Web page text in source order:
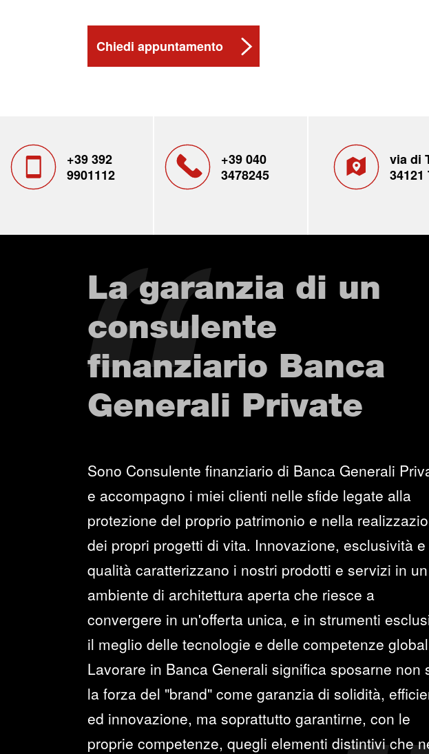
Chiedi appuntamento
+39 392
9901112
+39 040
3478245
via di
34121
La garanzia di un
consulente
finanziario Banca
Generali Private
Sono Consulente finanziario di Banca Generali
e accompagno i miei clienti nelle sfide legate alla
protezione del proprio patrimonio e nella
dei propri progetti di vita. Innovazione, esclusività e
qualità caratterizzano i nostri prodotti e servizi in un
ambiente di architettura aperta che riesce a
convergere in un'offerta unica, e in strumenti
il meglio delle tecnologie e delle competenze
Lavorare in Banca Generali significa sposarne non
la forza del "brand" come garanzia di solidità,
ed innovazione, ma soprattutto garantirne, con le
proprie competenze, quegli elementi distintivi che